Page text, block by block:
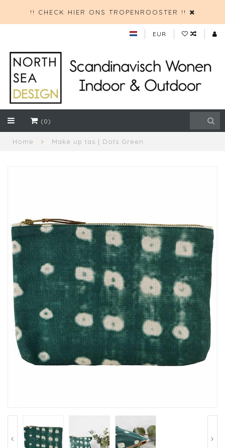
!! CHECK HIER ONS TROPENROOSTER !!
EUR
(0)
Home Make up tas | Dots Green